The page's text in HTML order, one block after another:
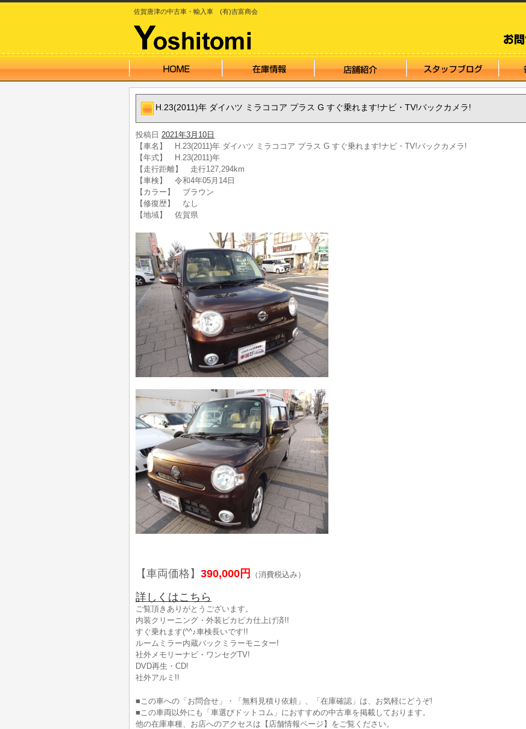
佐賀唐津の中古車・輸入車 (有)吉富商会
H.23(2011)年 ダイハツ ミラココア プラス G すぐ乗れます!ナビ・TV!バックカメラ!
投稿日 2021年3月10日
【車名】 H.23(2011)年 ダイハツ ミラココア プラス G すぐ乗れます!ナビ・TV!バックカメラ!
【年式】 H.23(2011)年
【走行距離】 走行127,294km
【車検】 令和4年05月14日
【カラー】 ブラウン
【修復歴】 なし
【地域】 佐賀県
【車両価格】 390,000円 （消費税込み）
詳しくはこちら
ご覧頂きありがとうございます。
内装クリーニング・外装ピカピカ仕上げ済!!
すぐ乗れます(^^♪車検長いです!!
ルームミラー内蔵バックミラーモニター!
社外メモリーナビ・ワンセグTV!
DVD再生・CD!
社外アルミ!!
■この車への「お問合せ」・「無料見積り依頼」、「在庫確認」は、お気軽にどうぞ!
■この車両以外にも「車選びドットコム」におすすめの中古車を掲載しております。
他の在庫車種、お店へのアクセスは【店舗情報ページ】をご覧ください。